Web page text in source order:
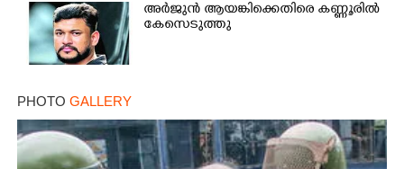
അർജുൻ ആയങ്കിക്കെതിരെ കണ്ണൂരിൽ
കേസെടുത്തു
PHOTO GALLERY
Copy Link